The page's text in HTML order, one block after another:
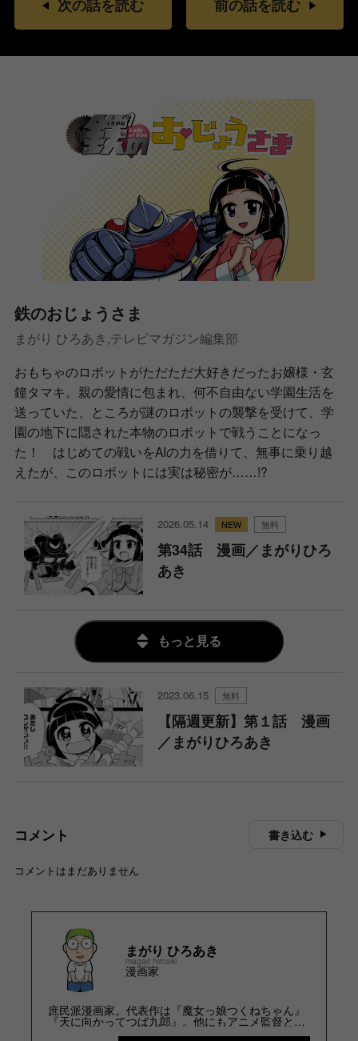
次の話を読む 前の話を読む
鉄のおじょうさま
まがり ひろあき,テレビマガジン編集部
おもちゃのロボットがただただ大好きだったお嬢様・玄
鐘タマキ。親の愛情に包まれ、何不自由ない学園生活を
送っていた、ところが謎のロボットの襲撃を受けて、学
園の地下に隠された本物のロボットで戦うことになっ
た！ はじめての戦いをAIの力を借りて、無事に乗り越
えたが、このロボットには実は秘密が……!?
2026.05.14 無料
第34話 漫画／まがりひろ
あき
もっと見る
2023.06.15 無料
【隔週更新】第１話 漫画
／まがりひろあき
コメント 書き込む
コメントはまだありません
まがり ひろあき
magari hiroaki
漫画家
庶民派漫画家。代表作は『魔女っ娘つくねちゃん』
『天に向かってつば九郎』。他にもアニメ監督とし
て『えの素 THE ANIMATION』（原作：榎本俊二）